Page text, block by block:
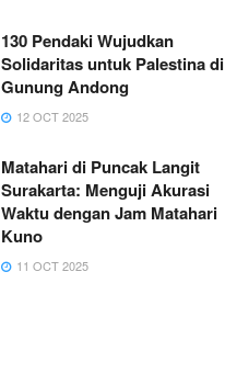
130 Pendaki Wujudkan
Solidaritas untuk Palestina di
Gunung Andong
12 OCT 2025
Matahari di Puncak Langit
Surakarta: Menguji Akurasi
Waktu dengan Jam Matahari
Kuno
11 OCT 2025